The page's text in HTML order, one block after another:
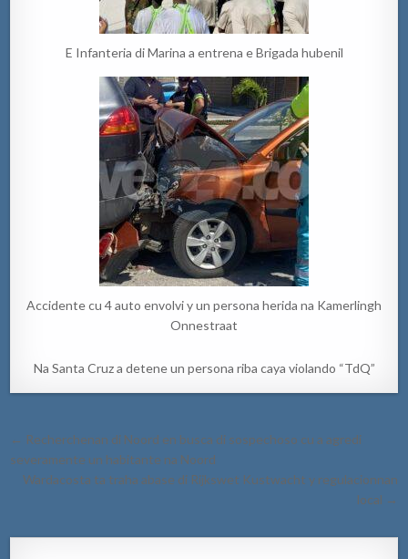
E Infanteria di Marina a entrena e Brigada hubenil
Accidente cu 4 auto envolvi y un persona herida na Kamerlingh
Onnestraat
Na Santa Cruz a detene un persona riba caya violando “TdQ”
Post
navigation
← Recherchenan di Noord en busca di sospechoso cu a agredi
severamente un habitante na Noord
Wardacosta ta traha abase di Rijkswet Kustwacht y regulacionnan
local →